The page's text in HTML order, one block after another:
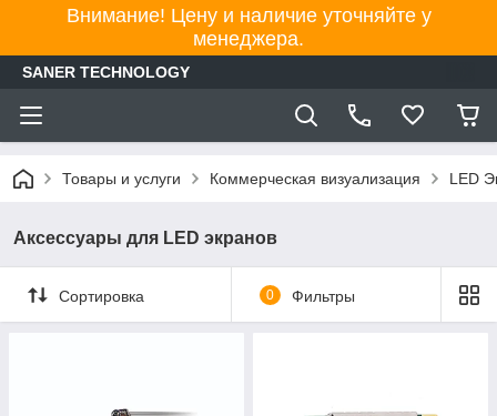
Внимание! Цену и наличие уточняйте у
менеджера.
SANER TECHNOLOGY
Товары и услуги Коммерческая визуализация LED
Аксессуары для LED экранов
Сортировка 0 Фильтры